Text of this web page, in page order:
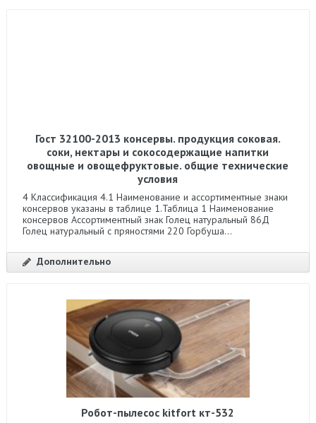
Гост 32100-2013 консервы. продукция соковая.
соки, нектары и сокосодержащие напитки
овощные и овощефруктовые. общие технические
условия
4 Классификация 4.1 Наименование и ассортиментные знаки
консервов указаны в таблице 1.Таблица 1 Наименование
консервов Ассортиментный знак Голец натуральный 86Д
Голец натуральный с пряностями 220 Горбуша...
Дополнительно
Робот-пылесос kitfort кт-532